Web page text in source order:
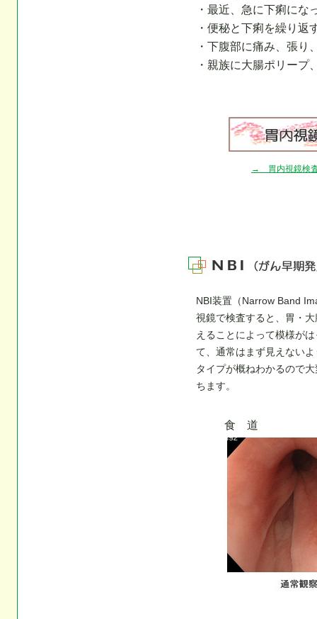
・最近、急に下痢にな
・便秘と下痢を繰り返
・下腹部に痛み、張り
・親族に大腸ポリープ
→ 胃内視鏡検
NBI装置（Narrow Band
視鏡で検査すると、胃・
えることによって模様が
て、通常はまず見えない
タイプが概ねわかるので
ちます。
食 道